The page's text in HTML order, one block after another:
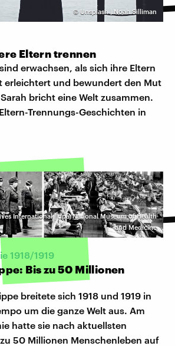
©Unsplash | Noah Silliman
Eltern trennen
erwachsen, als sich ihre Eltern
erleichtert und bewundert den Mut
bricht eine Welt zusammen.
Trennungs-Geschichten in
International | dpa/National Museum of Health
and Medicine
1918/1919
Bis zu 50 Millionen
breitete sich 1918 und 1919 in
um die ganze Welt aus. Am
hatte sie nach aktuellsten
50 Millionen Menschenleben auf